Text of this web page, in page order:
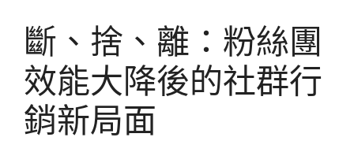
斷、捨、離：粉絲團
效能大降後的社群行
銷新局面